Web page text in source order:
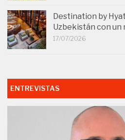
Destination by
Uzbekistán con
17/07/2026
ENTREVISTAS